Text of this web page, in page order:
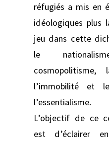
réfugiés a mis en
idéologiques plus
jeu dans cette
le
l’immobilité et
l’essentialisme.
L’objectif de ce
est d’éclairer